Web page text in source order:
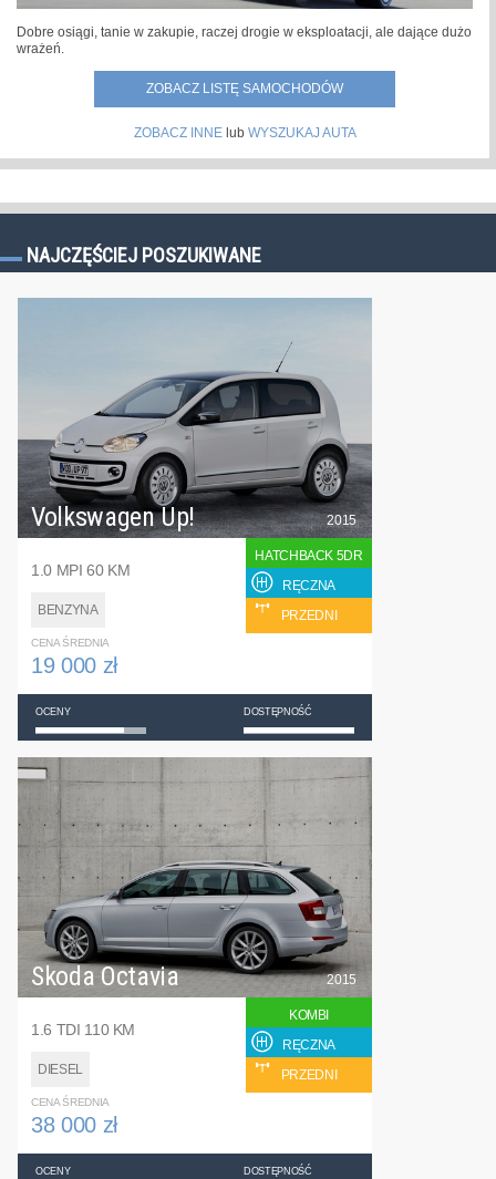
Dobre osiągi, tanie w zakupie, raczej drogie w eksploatacji, ale dające dużo
wrażeń.
ZOBACZ LISTĘ SAMOCHODÓW
ZOBACZ INNElub WYSZUKAJ AUTA
NAJCZĘŚCIEJ POSZUKIWANE
Volkswagen Up!
1.0 MPI 60 KM
BENZYNA
2015
HATCHBACK 5DR
RĘCZNA
PRZEDNI
CENA ŚREDNIA
19 000 zł
OCENY DOSTĘPNOŚĆ
Skoda Octavia
1.6 TDI 110 KM
DIESEL
2015
KOMBI
RĘCZNA
PRZEDNI
CENA ŚREDNIA
38 000 zł
OCENY DOSTĘPNOŚĆ